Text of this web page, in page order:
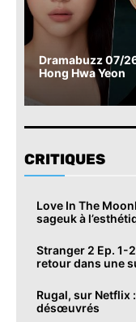
Dramabuzz 07/
Hong Hwa Yeon
CRITIQUES
Love In The
sageuk à
Stranger 2 Ep. 1-
retour dans une
Rugal, sur
désœuvrés